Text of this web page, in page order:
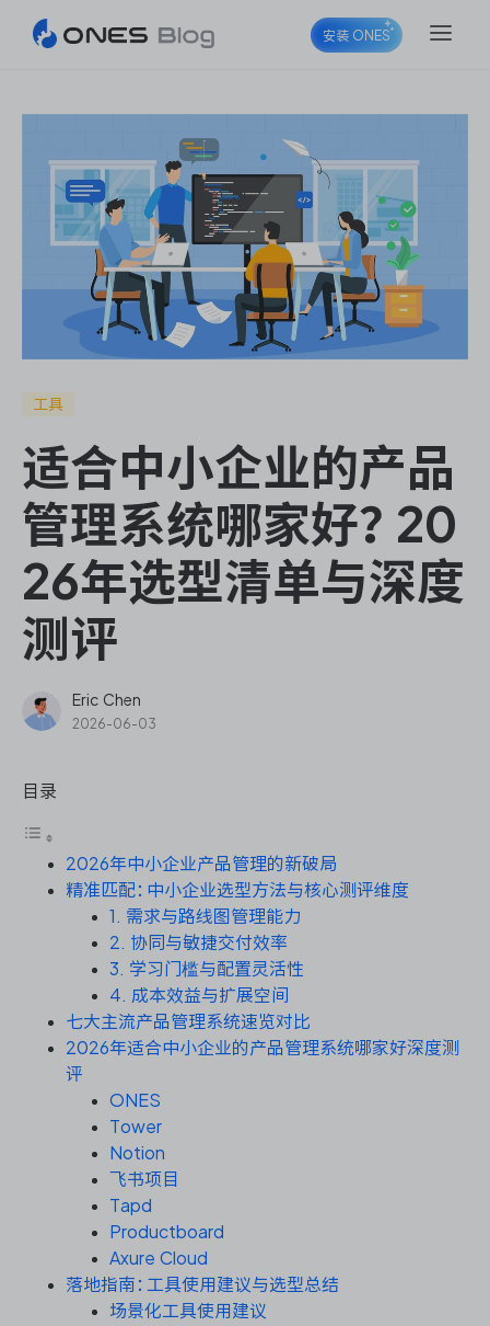
ONES Project
ONES Wiki
ONES Desk
ONES Assistant
敏捷研发管理
企业知识库管理
研发效能管理
资源和工时管理
服务台和工单管理
IPD 研发管理
ASPICE 研发管理
ONES 资讯
安装 ONES
工具
适合中小企业的产品
管理系统哪家好？20
26年选型清单与深度
测评
Eric Chen
2026-06-03
目录
2026年中小企业产品管理的新破局
精准匹配：中小企业选型方法与核心测评维度
1. 需求与路线图管理能力
2. 协同与敏捷交付效率
3. 学习门槛与配置灵活性
4. 成本效益与扩展空间
七大主流产品管理系统速览对比
2026年适合中小企业的产品管理系统哪家好深度测
评
ONES
Tower
Notion
飞书项目
Tapd
Productboard
Axure Cloud
落地指南：工具使用建议与选型总结
场景化工具使用建议